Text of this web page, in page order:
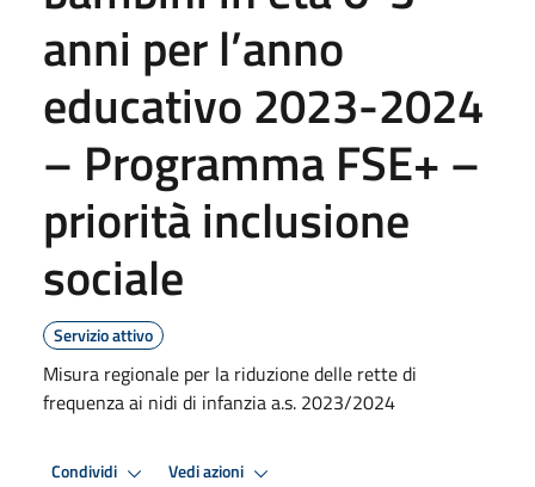
anni per l’anno
educativo 2023-2024
– Programma FSE+ –
priorità inclusione
sociale
Servizio attivo
Misura regionale per la riduzione delle rette di
frequenza ai nidi di infanzia a.s. 2023/2024
Condividi Vedi azioni